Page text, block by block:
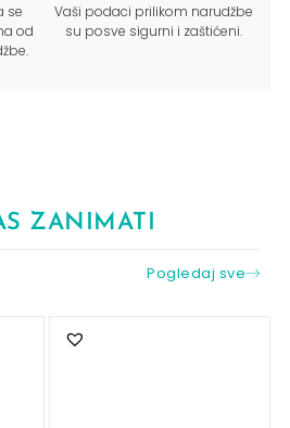
se
od
Vaši podaci prilikom narudžbe
su posve sigurni i zaštićeni.
ZANIMATI
Pogledaj sve